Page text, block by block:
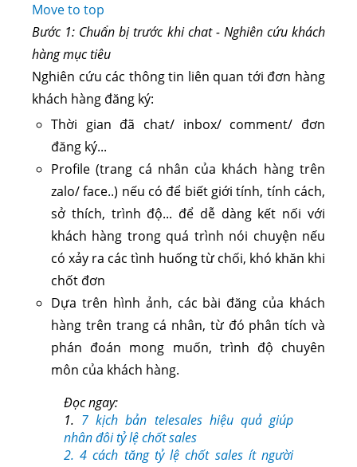
Move to top
Bước 1: Chuẩn bị trước khi chat - Nghiên cứu khách
hàng mục tiêu
Nghiên cứu các thông tin liên quan tới đơn hàng
khách hàng đăng ký:
Thời gian đã chat/ inbox/ comment/ đơn
đăng ký...
Profile (trang cá nhân của khách hàng trên
zalo/ face..) nếu có để biết giới tính, tính cách,
sở thích, trình độ... để dễ dàng kết nối với
khách hàng trong quá trình nói chuyện nếu
có xảy ra các tình huống từ chối, khó khăn khi
chốt đơn
Dựa trên hình ảnh, các bài đăng của khách
hàng trên trang cá nhân, từ đó phân tích và
phán đoán mong muốn, trình độ chuyên
môn của khách hàng.
Đọc ngay:
1. 7 kịch bản telesales hiệu quả giúp
nhân đôi tỷ lệ chốt sales
2. 4 cách tăng tỷ lệ chốt sales ít người